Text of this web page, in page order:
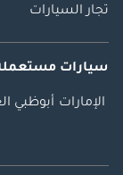
تجار السيارات
سيارات
الإمارات أبوظبي